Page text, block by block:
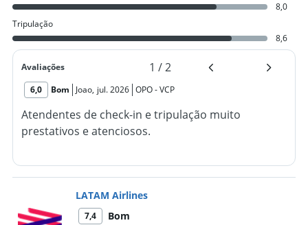
8,0
Tripulação
8,6
Avaliações 1 /2
6,0 Bom Joao, jul. 2026 OPO-VCP
Atendentes de check-in e tripulação muito
prestativos e atenciosos.
LATAM Airlines
7,4
Bom